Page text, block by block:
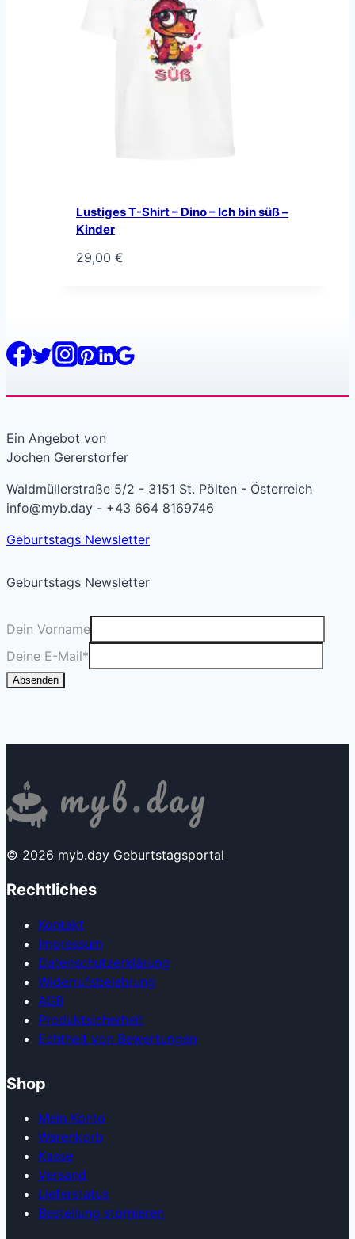
Lustiges T-Shirt – Dino – Ich bin süß –
Kinder
29,00 €
Ein Angebot von
Jochen Gererstorfer
Waldmüllerstraße 5/2 - 3151 St. Pölten - Österreich
info@myb.day - +43 664 8169746
Geburtstags Newsletter
Geburtstags Newsletter
Dein Vorname
Deine E-Mail*
Absenden
© 2026 myb.day Geburtstagsportal
Rechtliches
Kontakt
Impressum
Datenschutzerklärung
Widerrufsbelehrung
AGB
Produkt­sicherheit
Echtheit von Bewertungen
Shop
Mein Konto
Warenkorb
Kasse
Versand
Lieferstatus
Bestellung stornieren